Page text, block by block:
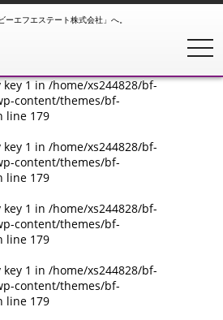
key 1 in/home/xs244828/bf-
content/themes/bf-
key 1 in/home/xs244828/bf-
content/themes/bf-
line 179
1 in /home/xs244828/bf-
content/themes/bf-
line 179
1 in /home/xs244828/bf-
content/themes/bf-
line 179
1 in /home/xs244828/bf-
content/themes/bf-
line 179
エフエステート株式会社」へ。